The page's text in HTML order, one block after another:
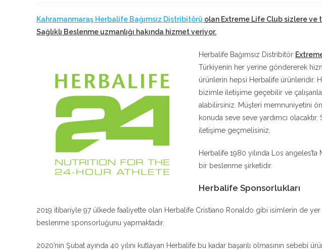
Kahramanmaraş Herbalife Bağımsız Distribitörü olan Extreme Life Club sizlere ve
Sağlıklı Beslenme uzmanlığı hakında hizmet veriyor.
Herbalife Bağımsız Distribitör
Türkiyenin her yerine göndererek
ürünlerin hepsi Herbalife ürünleridir.
bizimle iletişime geçebilir ve
alabilirsiniz. Müşteri memnuniyetini
konuda seve seve yardımcı
iletişime geçmelisiniz.
Herbalife 1980 yılında Los
bir beslenme şirketidir.
Herbalife Sponsorlukları
2019 itibariyle 97 ülkede faaliyette olan Herbalife Cristiano Ronaldo gibi isimlerin de yer
beslenme sponsorluğunu yapmaktadır.
2020’nin Şubat ayında 40 yılını kutlayan Herbalife bu kadar başarılı olmasının sebebi